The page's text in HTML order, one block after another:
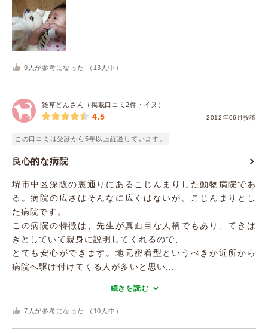
9 人が参考になった （ 13 人中）
雑草どんさん（掲載口コミ2件・イヌ）
2012年06月投稿
4.5
この口コミは受診から5年以上経過しています。
良心的な病院
堺市中区深阪の裏通りにあるこじんまりした動物病院であ
る。病院の広さはそんなに広くはないが、こじんまりとし
た病院です。
この病院の特徴は、先生が真面目な人柄でもあり、てきぱ
きとしていて親身に説明してくれるので、
とても安心ができます。地元密着型というべきか近所から
病院へ駆け付けてくる人が多いと思い...
続きを読む
7 人が参考になった （ 10 人中）